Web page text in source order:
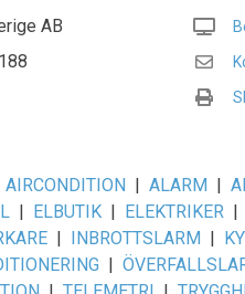
AB
AIRCONDITION | ALARM |
| ELBUTIK | ELEKTRIKER |
| INBROTTSLARM |
|